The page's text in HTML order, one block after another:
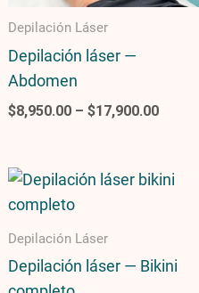
Depilación Láser
Depilación láser —
Abdomen
$8,950.00 – $17,900.00
Depilación Láser
Depilación láser — Bikini
Price